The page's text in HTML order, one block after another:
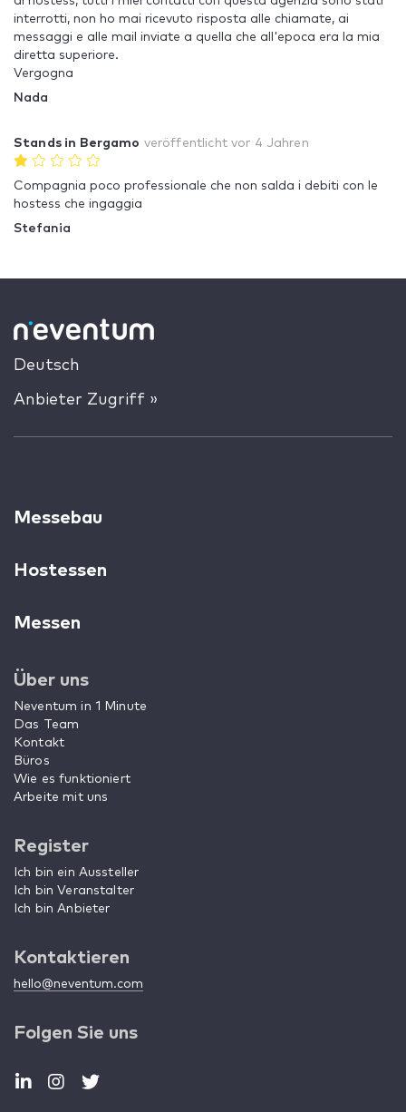
interrotti, non ho mai ricevuto risposta alle chiamate, ai
messaggi e alle mail inviate a quella che all'epoca era la mia
diretta superiore.
Vergogna
Nada
Stands in Bergamo veröffentlicht vor 4 Jahren
Compagnia poco professionale che non salda i debiti con le
hostess che ingaggia
Stefania
Deutsch
Anbieter Zugriff »
Messebau
Hostessen
Messen
Über uns
Neventum in 1 Minute
Das Team
Kontakt
Büros
Wie es funktioniert
Arbeite mit uns
Register
Ich bin ein Aussteller
Ich bin Veranstalter
Ich bin Anbieter
Kontaktieren
hello@neventum.com
Folgen Sie uns